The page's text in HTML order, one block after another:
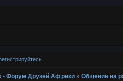
.
- Форум Друзей Африки »Общение на